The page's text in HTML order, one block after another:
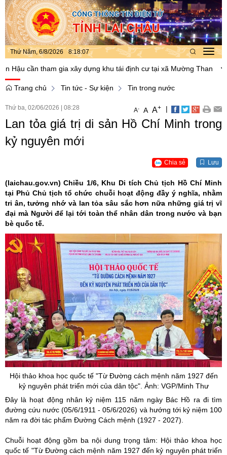
Thứ Năm, 6/8/2026 8:18:08
tham gia xây dựng khu tái định cư tại xã Mường Than UBND
Trang chủ Tin tức - Sự kiện Tin trong nước
Thứ ba, 02/06/2026 08:28 A- A A+ |
Lan tỏa giá trị di sản Hồ Chí Minh trong
kỷ nguyên mới
Chia sẻ Lưu
(laichau.gov.vn) Chiều 1/6, Khu Di tích Chủ tịch Hồ Chí Minh
tại Phủ Chủ tịch tổ chức chuỗi hoạt động đầy ý nghĩa, nhằm
tri ân, tưởng nhớ và lan tỏa sâu sắc hơn nữa những giá trị vĩ
đại mà Người để lại tới toàn thể nhân dân trong nước và bạn
bè quốc tế.
Hội thảo khoa học quốc tế "Từ Đường cách mệnh năm 1927 đến
kỷ nguyên phát triển mới của dân tộc". Ảnh: VGP/Minh Thư
Đây là hoạt động nhân kỷ niệm 115 năm ngày Bác Hồ ra đi tìm
đường cứu nước (05/6/1911 - 05/6/2026) và hướng tới kỷ niệm 100
năm ra đời tác phẩm Đường Cách mệnh (1927 - 2027).
Chuỗi hoạt động gồm ba nội dung trọng tâm: Hội thảo khoa học
quốc tế "Từ Đường cách mệnh năm 1927 đến kỷ nguyên phát triển